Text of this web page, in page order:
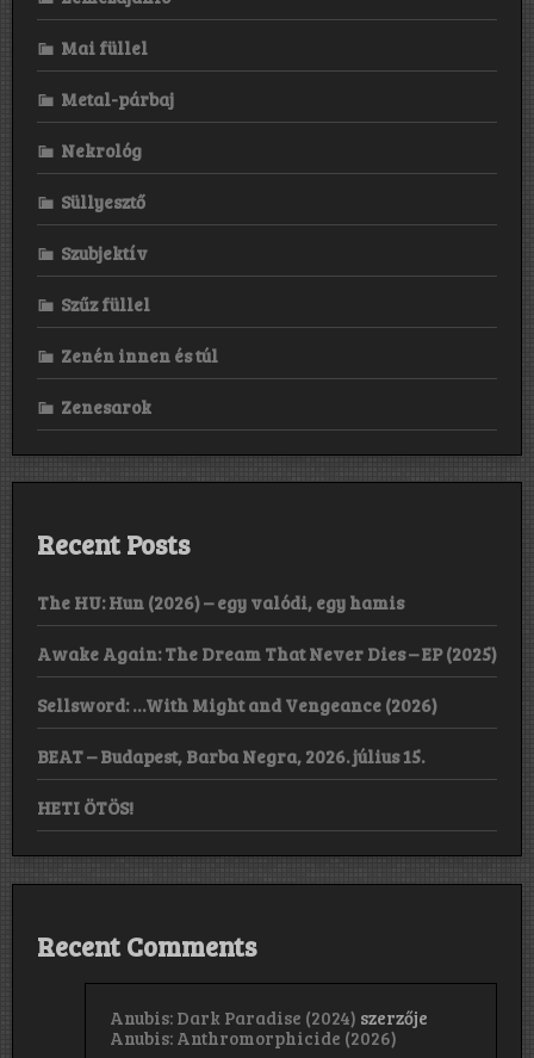
Mai füllel
Metal-párbaj
Nekrológ
Süllyesztő
Szubjektív
Szűz füllel
Zenén innen és túl
Zenesarok
Recent Posts
The HU: Hun (2026) – egy valódi, egy hamis
Awake Again: The Dream That Never Dies – EP (2025)
Sellsword: …With Might and Vengeance (2026)
BEAT – Budapest, Barba Negra, 2026. július 15.
HETI ÖTÖS!
Recent Comments
Anubis: Dark Paradise (2024) szerzője
Anubis: Anthromorphicide (2026)